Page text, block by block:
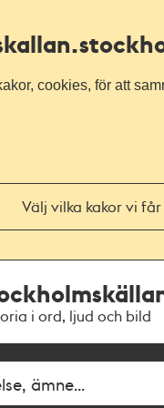
cookies, för att
Välj vilka kakor vi
i ord, ljud och bild